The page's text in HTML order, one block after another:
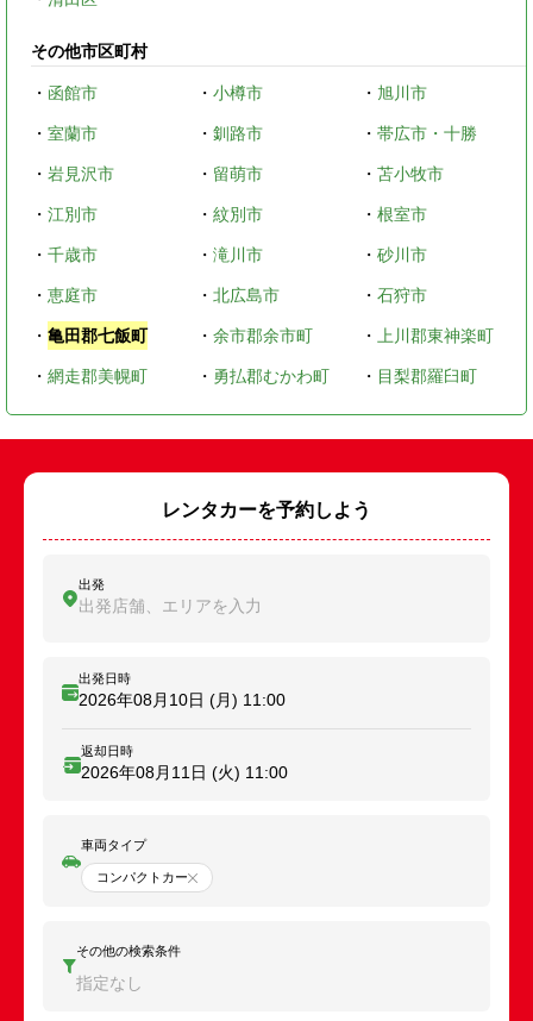
その他市区町村
・ 函館市 ・ 小樽市 ・ 旭川市
・ 室蘭市 ・ 釧路市 ・帯広市・十勝
・ 岩見沢市 ・ 留萌市 ・苫小牧市
・ 江別市 ・ 紋別市 ・根室市
・ 千歳市 ・ 滝川市 ・砂川市
・ 恵庭市 ・ 北広島市 ・石狩市
・ 亀田郡七飯町 ・ 余市郡余市町 ・ 上川郡東神楽町
・ 網走郡美幌町 ・ 勇払郡むかわ町 ・ 目梨郡羅臼町
レンタカーを予約しよう
出発
出発店舗、エリアを入力
出発日時
2026年08月10日 (月) 11:00
返却日時
2026年08月11日 (火) 11:00
車両タイプ
コンパクトカー
その他の検索条件
指定なし